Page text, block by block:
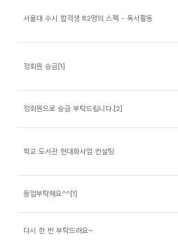
서울대 수시 합격생 82명의 스펙 - 독서활동
정회원 승급[1]
정회원으로 승급 부탁드립니다.[2]
학교 도서관 현대화사업 컨설팅
등업부탁해요^^[1]
다시 한 번 부탁드려요~
사
및